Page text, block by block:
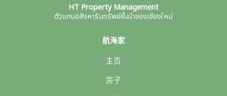
HT Property Management
ตัวแทนอสังหาริมทรัพย์ชั้นนำของเชียงใหม่
航海家
主页
房子